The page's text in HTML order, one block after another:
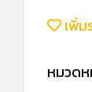
เพิ่ม
หมวดห